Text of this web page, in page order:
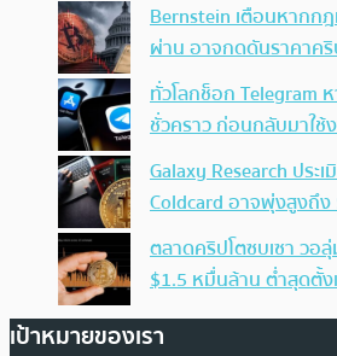
Bernstein เตือนหากกฎ
ผ่าน อาจกดดันราคาค
ทั่วโลกช็อก Telegram
ชั่วคราว ก่อนกลับมาใช้
Galaxy Research ประ
Coldcard อาจพุ่งสูงถึ
ตลาดคริปโตซบเซา วอ
$1.5 หมื่นล้าน ต่ำสุดตั้
เป้าหมายของเรา